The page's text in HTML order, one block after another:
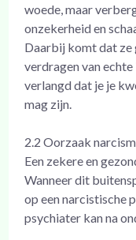
woede, maar
onzekerheid en
Daarbij komt dat ze
verdragen van
verlangd dat je je
mag zijn.
2.2 Oorzaak
Een zekere en
Wanneer dit
op een narcistische
psychiater kan na